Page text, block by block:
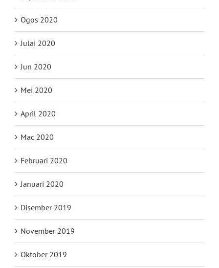
Ogos 2020
Julai 2020
Jun 2020
Mei 2020
April 2020
Mac 2020
Februari 2020
Januari 2020
Disember 2019
November 2019
Oktober 2019